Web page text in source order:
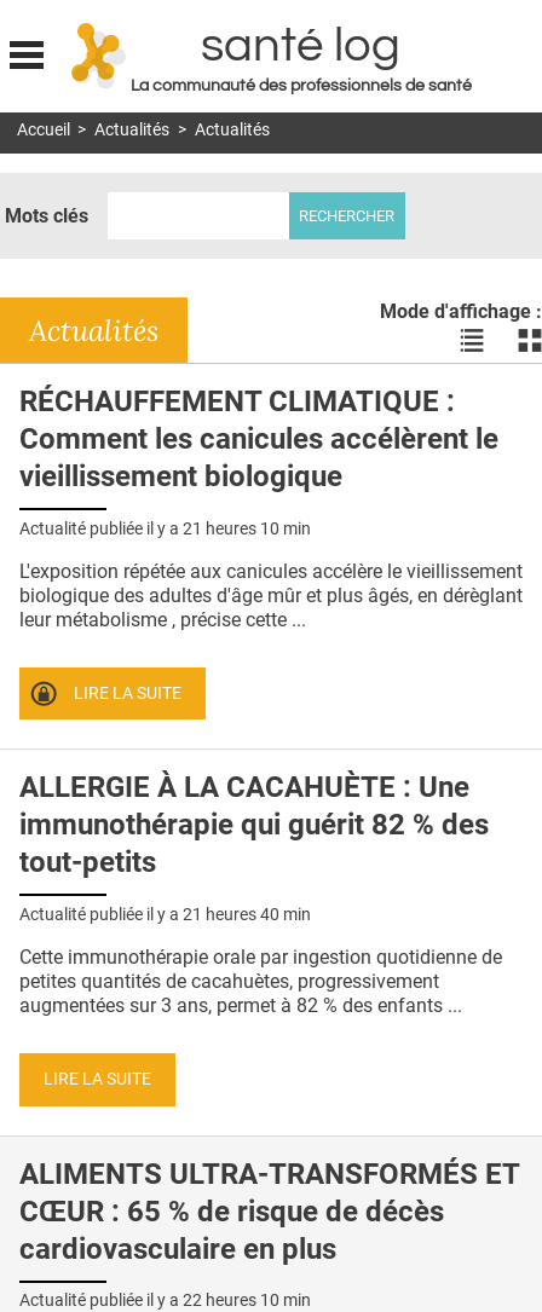
Jump to navigation
santé log
La communauté des professionnels de santé
MON COMPTE
DOSSIERS
RÉSEAUX
E-REVUE SAD
THÉMA
L'APP
PUBLICITÉ
CONTACT
Accueil > Actualités > Actualités
Mots clés
Mode d'affichage :
Voir
les
liste
les
Actualités
RÉCHAUFFEMENT CLIMATIQUE :
Comment les canicules accélèrent le
vieillissement biologique
Actualité publiée il y a 21 heures 10 min
L'exposition répétée aux canicules accélère le vieillissement
biologique des adultes d'âge mûr et plus âgés, en dérèglant
leur métabolisme , précise cette ...
LIRE LA SUITE
ALLERGIE À LA CACAHUÈTE : Une
immunothérapie qui guérit 82 % des
tout-petits
Actualité publiée il y a 21 heures 40 min
Cette immunothérapie orale par ingestion quotidienne de
petites quantités de cacahuètes, progressivement
augmentées sur 3 ans, permet à 82 % des enfants ...
LIRE LA SUITE
ALIMENTS ULTRA-TRANSFORMÉS ET
CŒUR : 65 % de risque de décès
cardiovasculaire en plus
Actualité publiée il y a 22 heures 10 min